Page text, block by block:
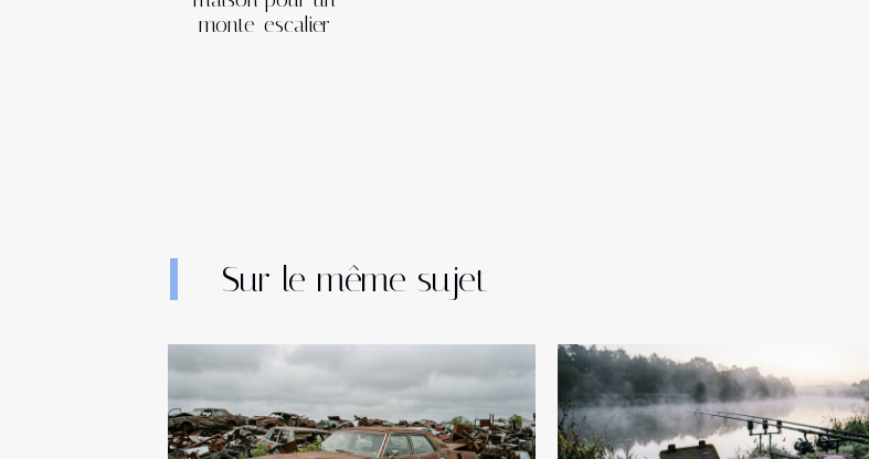
monte-escalier
Sur le même sujet